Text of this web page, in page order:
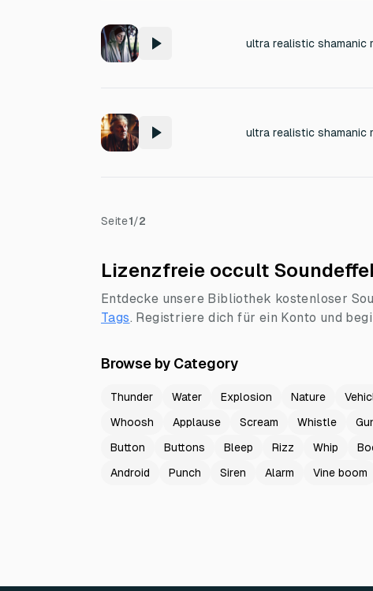
Seite1/2
Lizenzfreie occult
Entdecke unsere Bibliothek kostenloser
Tags. Registriere dich für ein Konto und
Browse by Category
Thunder Water Explosion Nature
Whoosh
Applause Scream Whistle
Button
Buttons Bleep Rizz Whip
Android
Punch Siren Alarm Vine boom